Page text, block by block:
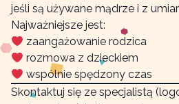
jeśli są używane mądrze i z
Najważniejsze jest:
zaangażowanie rodzica
rozmowa z dzieckiem
wspólnie spędzony czas
Skontaktuj się ze specjalistą